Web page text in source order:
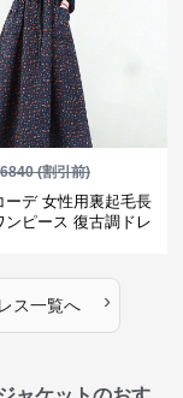
6840(割引前)
ーデ 女性用裏起毛長
ンピース 復古調ドレ
ス一覧へ ›